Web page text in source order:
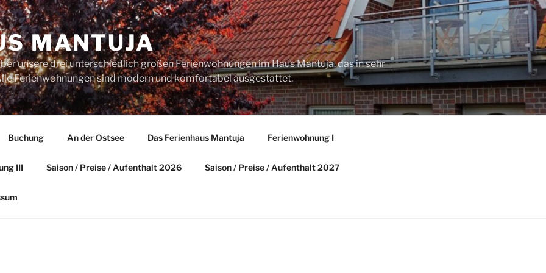
MANTUJA
unsere drei unterschiedlich großen Ferienwohnungen im Haus Mantuja, das in sehr
Ferienwohnungen sind modern und komfortabel ausgestattet.
Buchung An der Ostsee Das Ferienhaus Mantuja Ferienwohnung I
III Saison / Preise / Aufenthalt 2026 Saison / Preise / Aufenthalt 2027